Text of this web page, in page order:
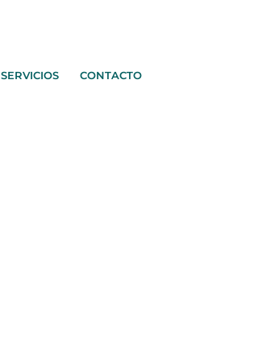
SERVICIOS CONTACTO